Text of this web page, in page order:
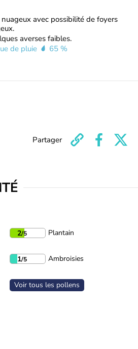
nuageux avec possibilité de foyers
averses faibles.
de pluie
65 %
Partager
2/5 Plantain
1/5 Ambroisies
Voir tous les pollens